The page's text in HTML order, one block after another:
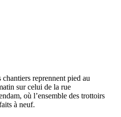
chantiers reprennent pied au
sur celui de la rue
où l’ensemble des trottoirs
à neuf.